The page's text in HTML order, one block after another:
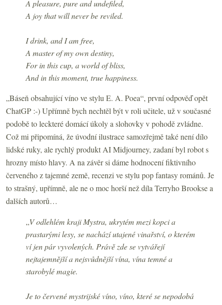
A pleasure, pure and undefiled,
A joy that will never be reviled.
I drink, and I am free,
A master of my own destiny,
For in this cup, a world of bliss,
And in this moment, true happiness.
„Báseň obsahující víno ve stylu E. A. Poea“, první odpověď opět
ChatGP :-) Upřímně bych nechtěl být v roli učitele, už v současné
podobě to leckteré domácí úkoly a slohovky v pohodě zvládne.
Což mi připomíná, že úvodní ilustrace samozřejmě také není dílo
lidské ruky, ale rychlý produkt AI Midjourney, zadaní byl robot s
hrozny místo hlavy. A na závěr si dáme hodnocení fiktivního
červeného z tajemné země, recenzi ve stylu pop fantasy románů. Je
to strašný, upřímně, ale ne o moc horší než díla Terryho Brookse a
dalších autorů…
„V odlehlém kraji Mystra, ukrytém mezi kopci a
prastarými lesy, se nachází utajené vinařství, o kterém
ví jen pár vyvolených. Právě zde se vytvářejí
nejtajemnější a nejsvůdnější vína, vína temné a
starobylé magie.
Je to červené mystrijské víno, víno, které se nepodobá